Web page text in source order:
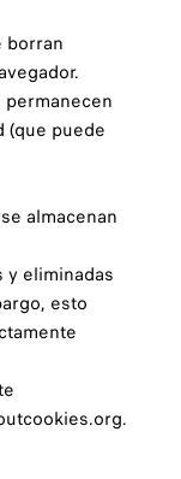
borran
(que puede
almacenan
y eliminadas
esto